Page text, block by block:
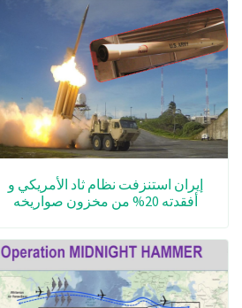
إيران استنزفت نظام ثاد الأمريكي و
أفقدته 20% من مخزون صواريخه